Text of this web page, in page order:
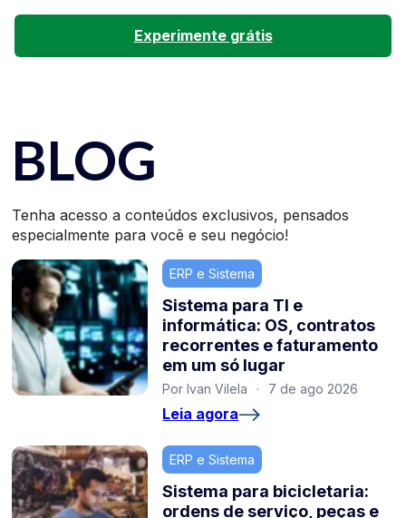
Experimente grátis
BLOG
Tenha acesso a conteúdos exclusivos, pensados
especialmente para você e seu negócio!
ERP e Sistema
Sistema para TI e
informática: OS, contratos
recorrentes e faturamento
em um só lugar
Por Ivan Vilela · 7 de ago 2026
Leia agora
ERP e Sistema
Sistema para bicicletaria:
ordens de serviço, peças e